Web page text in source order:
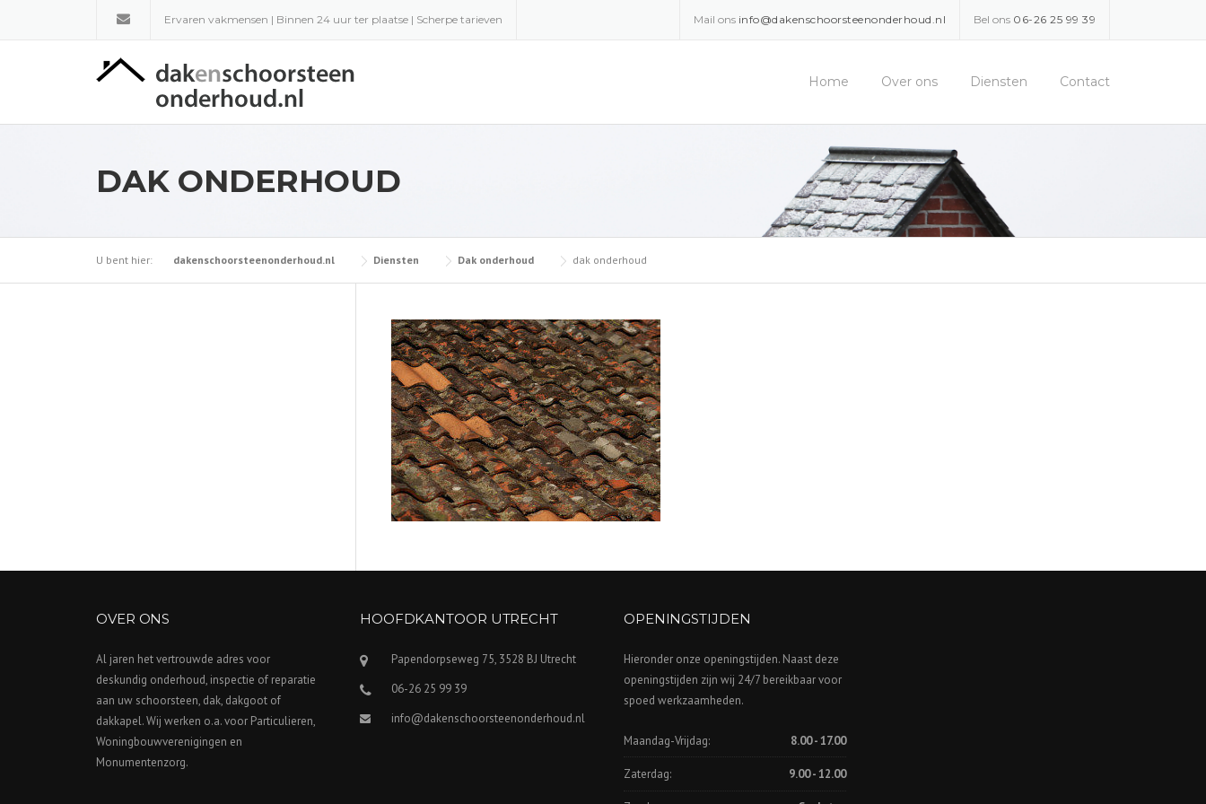
Ervaren vakmensen | Binnen 24 uur ter plaatse | Scherpe tarieven Bel ons 06-26 25 99 39
Mail ons info@dakenschoorsteenonderhoud.nl
Home Over ons Diensten Contact
DAK ONDERHOUD
U bent hier: dakenschoorsteenonderhoud.nl Diensten Dak onderhoud dak onderhoud
OVER ONS
Al jaren het vertrouwde adres voor
deskundig onderhoud, inspectie of reparatie
aan uw schoorsteen, dak, dakgoot of
dakkapel. Wij werken o.a. voor Particulieren,
Woningbouwverenigingen en
Monumentenzorg.
HOOFDKANTOOR UTRECHT
Papendorpseweg 75, 3528 BJ Utrecht
06-26 25 99 39
info@dakenschoorsteenonderhoud.nl
OPENINGSTIJDEN
Hieronder onze openingstijden. Naast deze
openingstijden zijn wij 24/7 bereikbaar voor
spoed werkzaamheden.
Maandag-Vrijdag: 8.00 - 17.00
Zaterdag: 9.00 - 12.00